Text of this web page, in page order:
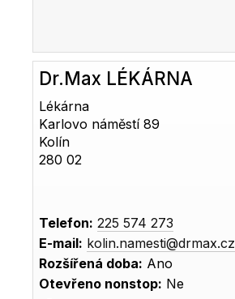
Dr.Max LÉKÁRNA
Lékárna
Karlovo náměstí 89
Kolín
280 02
Telefon: 225 574 273
E-mail: kolin.namesti@drmax.cz
Rozšířená doba: Ano
Otevřeno nonstop: Ne